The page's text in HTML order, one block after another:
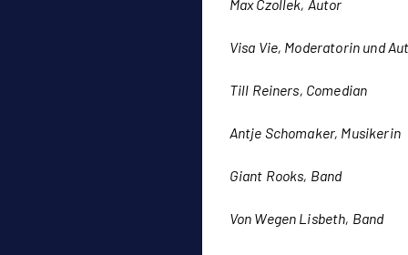
Max Czollek, Autor
Visa Vie, Moderatorin und
Till Reiners, Comedian
Antje Schomaker, Musikerin
Giant Rooks, Band
Von Wegen Lisbeth, Band